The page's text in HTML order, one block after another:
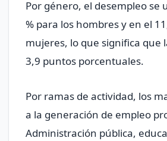
Por género, el desempleo se
% para los hombres y en el
mujeres, lo que significa que
3,9 puntos porcentuales.
Por ramas de actividad, los
a la generación de empleo
Administración pública,